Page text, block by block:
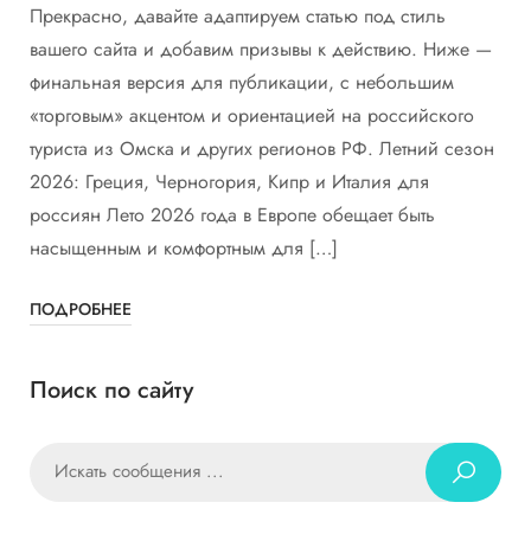
Прекрасно, давайте адаптируем статью под стиль
вашего сайта и добавим призывы к действию. Ниже —
финальная версия для публикации, с небольшим
«торговым» акцентом и ориентацией на российского
туриста из Омска и других регионов РФ. Летний сезон
2026: Греция, Черногория, Кипр и Италия для
россиян Лето 2026 года в Европе обещает быть
насыщенным и комфортным для […]
ПОДРОБНЕЕ
Поиск по сайту